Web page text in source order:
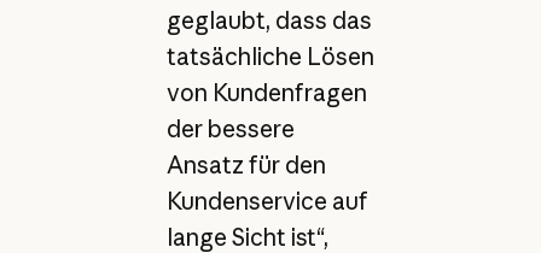
geglaubt, dass das
tatsächliche Lösen
von Kundenfragen
der bessere
Ansatz für den
Kundenservice auf
lange Sicht ist“,